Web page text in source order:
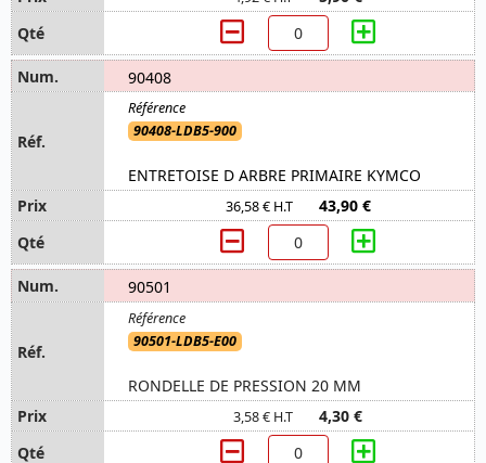
90408
90408-LDB5-900
ENTRETOISE D ARBRE PRIMAIRE KYMCO
36,58 € H.T 43,90 €
90501
90501-LDB5-E00
RONDELLE DE PRESSION 20 MM
3,58 € H.T 4,30 €